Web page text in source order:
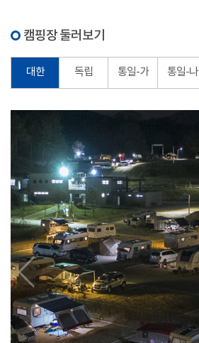
캠핑장 둘러보기
대한 독립 통일-가 통일-나